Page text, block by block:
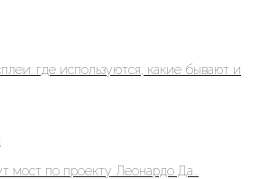
где используются, какие бывают и
мост по проекту Леонардо Да...